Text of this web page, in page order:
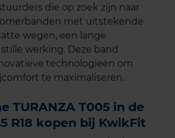
die op zoek zijn naar
met uitstekende
wegen, een lange
werking. Deze band
technologieën om
te maximaliseren.
TURANZA T005 in de
R18 kopen bij KwikFit